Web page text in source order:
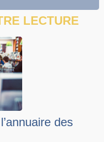
LECTURE
des